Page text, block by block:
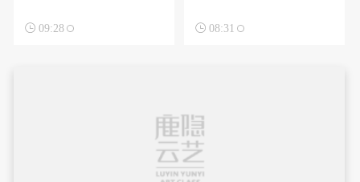
 09:28  08:31